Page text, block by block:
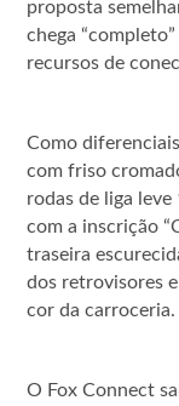
proposta
chega
recursos de
Como
com friso
rodas de liga leve
com a inscrição
traseira
dos retrovisores
cor da carroceria.
O Fox Connect